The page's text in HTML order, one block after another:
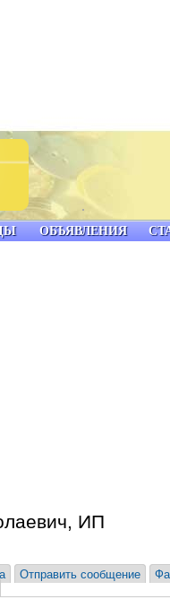
ИП
Отправить сообщение
ОБЪЯВЛЕНИЯ